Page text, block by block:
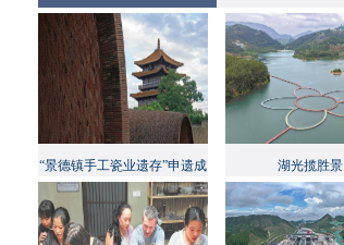
“景德镇手工瓷业遗存”申遗成
湖光揽胜景